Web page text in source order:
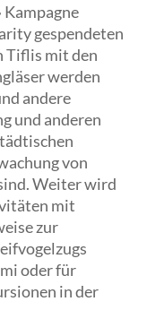
Kampagne
gespendeten
Tiflis mit den
werden
andere
und anderen
von
Weiter wird
mit
zur
oder für
in der